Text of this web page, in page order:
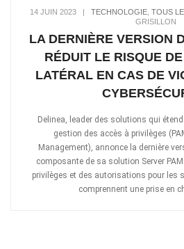
14 JUIN 2023| TECHNOLOGIE, TOUS
GRISILLON
LA DERNIÈRE VERSION
RÉDUIT LE RISQUE
LATÉRAL EN CAS DE
Delinea, leader des solutions qui
gestion des accès à privilèges
Management), annonce la dernière
composante de sa solution Server
privilèges et des autorisations pour les
comprennent une prise en